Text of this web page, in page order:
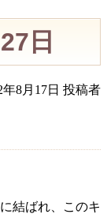
27日
8月17日 投稿者
結ばれ、このキ